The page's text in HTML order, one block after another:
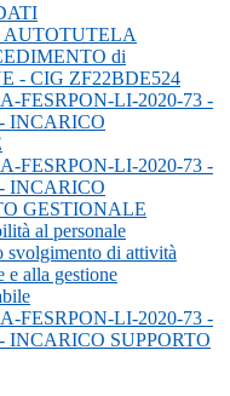
AUTOTUTELA
di
- CIG ZF22BDE524
FESRPON-LI-2020-73 -
INCARICO
FESRPON-LI-2020-73 -
INCARICO
GESTIONALE
al personale
svolgimento di attività
e alla gestione
FESRPON-LI-2020-73 -
INCARICO SUPPORTO